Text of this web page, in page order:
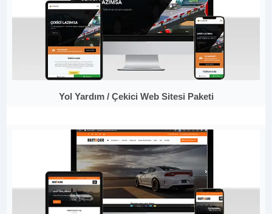
Yol Yardım / Çekici Web Sitesi Paketi